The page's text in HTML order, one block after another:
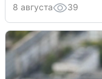
8 августа 39